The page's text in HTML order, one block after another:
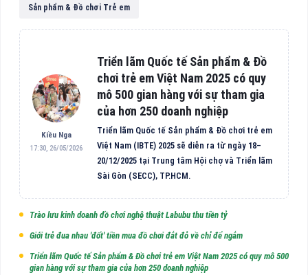
Sản phẩm & Đồ chơi Trẻ em
Kiều Nga
17:30, 26/05/2026
Triển lãm Quốc tế Sản phẩm & Đồ
chơi trẻ em Việt Nam 2025 có quy
mô 500 gian hàng với sự tham gia
của hơn 250 doanh nghiệp
Triển lãm Quốc tế Sản phẩm & Đồ chơi trẻ em
Việt Nam (IBTE) 2025 sẽ diễn ra từ ngày 18–
20/12/2025 tại Trung tâm Hội chợ và Triển lãm
Sài Gòn (SECC), TP.HCM.
Trào lưu kinh doanh đồ chơi nghệ thuật Labubu thu tiền tỷ
Giới trẻ đua nhau 'đốt' tiền mua đồ chơi đắt đỏ về chỉ để ngắm
Triển lãm Quốc tế Sản phẩm & Đồ chơi trẻ em Việt Nam 2025 có quy mô 500
gian hàng với sự tham gia của hơn 250 doanh nghiệp